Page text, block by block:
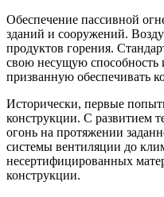
Обеспечение пассивной
зданий и сооружений.
продуктов горения.
свою несущую способность
призванную обеспечивать
Исторически, первые
конструкции. С развитием
огонь на протяжении
системы вентиляции до
несертифицированных
конструкции.